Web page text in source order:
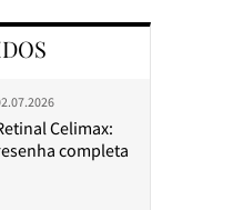
Celimax:
completa